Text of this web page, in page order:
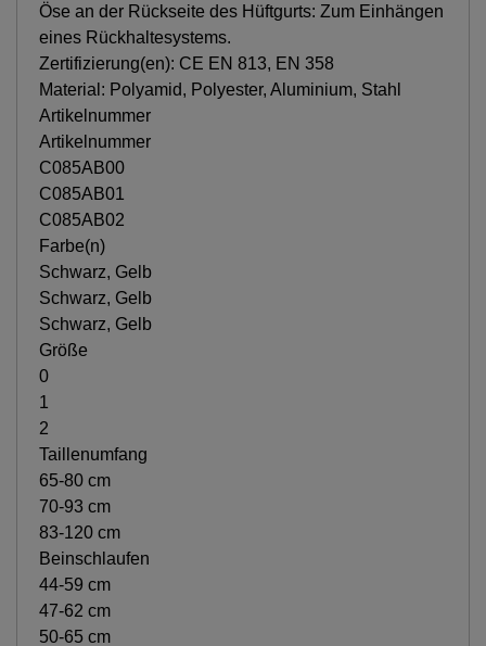
Öse an der Rückseite des Hüftgurts: Zum Einhängen
eines Rückhaltesystems.
Zertifizierung(en): CE EN 813, EN 358
Material: Polyamid, Polyester, Aluminium, Stahl
Artikelnummer
Artikelnummer
C085AB00
C085AB01
C085AB02
Farbe(n)
Schwarz, Gelb
Schwarz, Gelb
Schwarz, Gelb
Größe
0
1
2
Taillenumfang
65-80 cm
70-93 cm
83-120 cm
Beinschlaufen
44-59 cm
47-62 cm
50-65 cm